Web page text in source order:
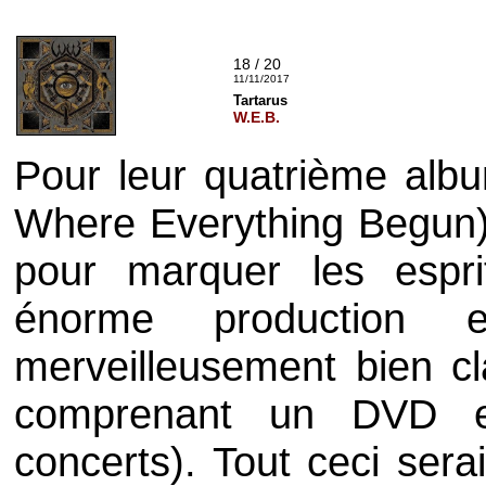
18 / 20
11/11/2017
Tartarus
W.E.B.
Pour leur quatrième
Where Everything
pour marquer les
énorme production
merveilleusement bien
comprenant un DVD
concerts). Tout ceci